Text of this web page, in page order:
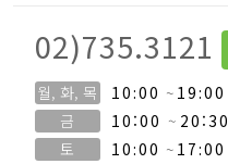
02)735.3121
월, 화, 목 10:00 ~ 19:00
금
10:00 ~ 20:30
토
10:00 ~ 17:00